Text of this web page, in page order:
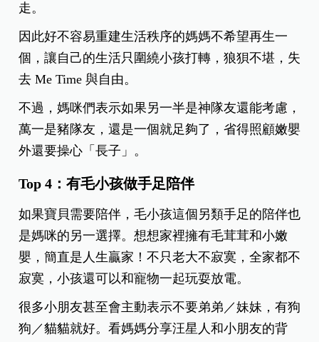
走。
因此好不容易重建生活秩序的媽媽不希望再生一
個，讓自己的生活只圍繞小孩打轉，狼狽不堪，失
去 Me Time 與自由。
不過，媽咪們表示如果另一半是神隊友還能考慮，
萬一是豬隊友，還是一個就足夠了，省得照顧嫩嬰
外還要操心「長子」。
Top 4：有毛小孩做手足陪伴
如果寶貝需要陪伴，毛小孩這個另類手足的陪伴也
是媽咪的另一選擇。想想家裡擁有毛茸茸和小嫩
嬰，簡直是人生贏家！不只老大不寂寞，全家都不
寂寞，小孩還可以和寵物一起玩耍放電。
很多小朋友甚至會主動表示不要弟弟／妹妹，有狗
狗／貓貓就好。看媽媽分享汪星人和小朋友的背